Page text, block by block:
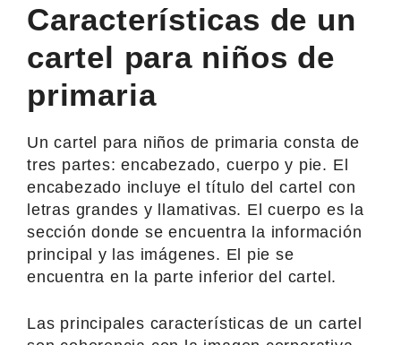
Características de un
cartel para niños de
primaria
Un cartel para niños de primaria consta de
tres partes: encabezado, cuerpo y pie. El
encabezado incluye el título del cartel con
letras grandes y llamativas. El cuerpo es la
sección donde se encuentra la información
principal y las imágenes. El pie se
encuentra en la parte inferior del cartel.
Las principales características de un cartel